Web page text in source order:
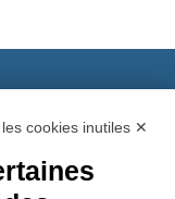
cookies inutiles ✕